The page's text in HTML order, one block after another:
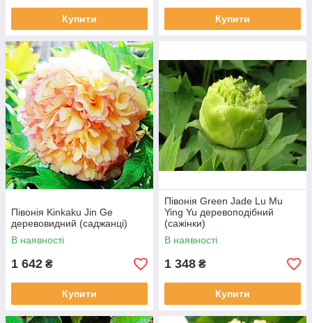
Купити Купити
Півонія Kinkaku Jin Ge
деревовидний (саджанці)
В наявності
1 642 ₴
Купити
Півонія Green Jade Lu Mu
Ying Yu деревоподібний
(сажінки)
В наявності
1 348 ₴
Купити